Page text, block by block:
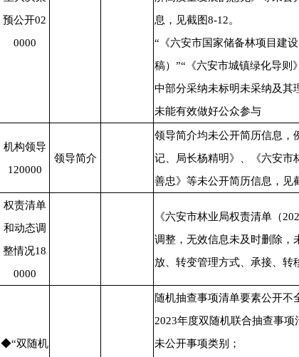
预公开02
0000
息，见截图8-12。
“《六安市国家储备林项目建
稿）”“《六安市城镇绿化导则
中部分采纳未标明未采纳及其
未能有效做好公众参与
机构领导
120000
领导简介
领导简介均未公开简历信息，
记、局长杨精明》、《六安市
善忠》等未公开简历信息，见
权责清单
和动态调
整情况18
0000
《六安市林业局权责清单（
调整，无效信息未及时删除，
放、转变管理方式、承接、转
◆“双随机
随机抽查事项清单要素公开不
2023年度双随机联合抽查事项
未公开事项类别；